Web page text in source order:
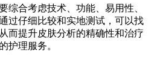
综合考虑技术、功能、易用性、
过仔细比较和实地测试，可以找
而提升皮肤分析的精确性和治疗
护理服务。